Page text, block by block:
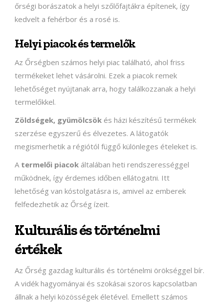
őrségi borászatok a helyi szőlőfajtákra építenek, így
kedvelt a fehérbor és a rosé is.
Helyi piacok és termelők
Az Őrségben számos helyi piac található, ahol friss
termékeket lehet vásárolni. Ezek a piacok remek
lehetőséget nyújtanak arra, hogy találkozzanak a helyi
termelőkkel.
Zöldségek, gyümölcsök és házi készítésű termékek
szerzése egyszerű és élvezetes. A látogatók
megismerhetik a régiótól függő különleges ételeket is.
A termelői piacok általában heti rendszerességgel
működnek, így érdemes időben ellátogatni. Itt
lehetőség van kóstolgatásra is, amivel az emberek
felfedezhetik az Őrség ízeit.
Kulturális és történelmi
értékek
Az Őrség gazdag kulturális és történelmi örökséggel bír.
A vidék hagyományai és szokásai szoros kapcsolatban
állnak a helyi közösségek életével. Emellett számos